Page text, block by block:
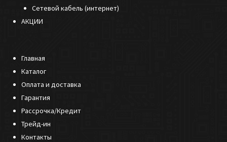
Сетевой кабель (интернет)
АКЦИИ
Главная
Каталог
Оплата и доставка
Гарантия
Рассрочка/Кредит
Трейд-ин
Контакты